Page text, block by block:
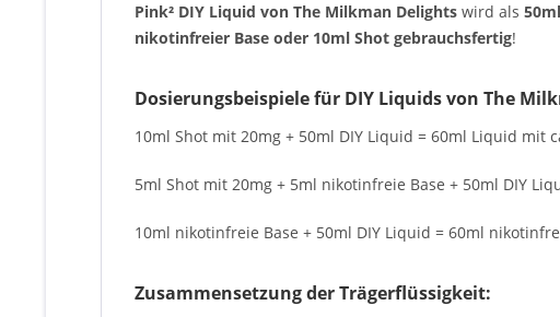
Pink² DIY Liquid von The Milkman Delights wird als
nikotinfreier Base oder 10ml Shot gebrauchsfertig!
Dosierungsbeispiele für DIY Liquids von The
10ml Shot mit 20mg + 50ml DIY Liquid = 60ml Liquid mit
5ml Shot mit 20mg + 5ml nikotinfreie Base + 50ml DIY
10ml nikotinfreie Base + 50ml DIY Liquid = 60ml
Zusammensetzung der Trägerflüssigkeit: